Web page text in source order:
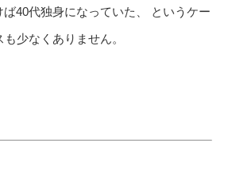
40代独身になっていた、 というケー
も少なくありません。